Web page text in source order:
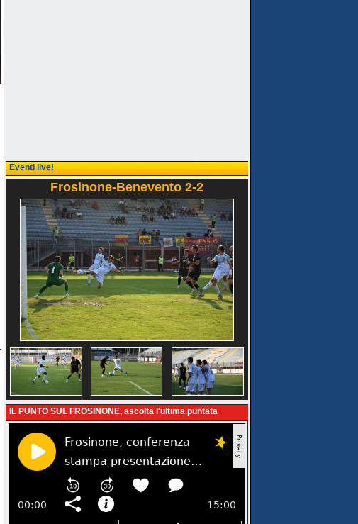
Eventi live!
Frosinone-Benevento 2-2
IL PUNTO SUL FROSINONE, ascolta l'ultima puntata